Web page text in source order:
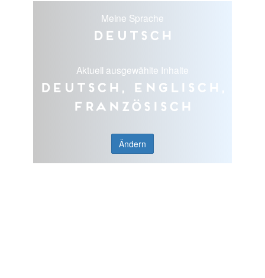
Meine Sprache
Deutsch
Aktuell ausgewählte Inhalte
Deutsch, Englisch,
Französisch
Ändern